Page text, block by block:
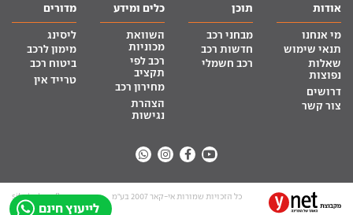
לייעוץ חינם
אודות
מי אנחנו
תנאי שימוש
שאלות
נפוצות
דרושים
צור קשר
תוכן
מבחני רכב
חדשות רכב
רכב חשמלי
כלים ומידע
השוואת
מכוניות
רכב לפי
תקציב
מחירון רכב
הצהרת
נגישות
מדורים
ליסינג
מימון לרכב
ביטוח רכב
טרייד אין
כל הזכויות שמורות אי-קאר 2007 בע”מ site by tq.soft